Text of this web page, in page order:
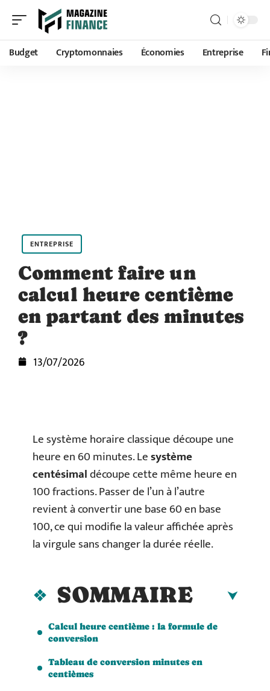
Budget Cryptomonnaies Économies Entreprise
ENTREPRISE
Comment faire un
calcul heure centième
en partant des minutes
?
13/07/2026
Le système horaire classique découpe une
heure en 60 minutes. Lesystème
centésimaldécoupe cette même heure en
100 fractions. Passer de l’un à l’autre
revient à convertir une base 60 en base
100, ce qui modifie la valeur affichée après
la virgule sans changer la durée réelle.
SOMMAIRE
Calcul heure centième : la formule de
conversion
Tableau de conversion minutes en
centièmes